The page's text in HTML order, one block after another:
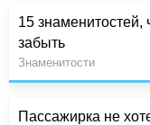
15 знаменитостей,
забыть
Знаменитости
Пассажирка не